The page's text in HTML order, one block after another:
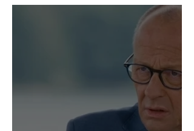
faciale : une renaissance
bouleversante pour ses 16